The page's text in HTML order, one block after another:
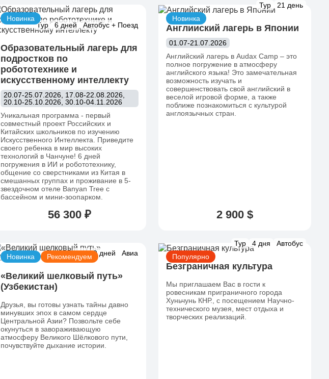
Тур 6 дней Автобус + Поезд
Новинка
Образовательный лагерь для
подростков по
робототехнике и
искусственному интеллекту
20.07-25.07.2026, 17.08-22.08.2026,
20.10-25.10.2026, 30.10-04.11.2026
Уникальная программа - первый
совместный проект Российских и
Китайских школьников по изучению
Искусственного Интеллекта. Приведите
своего ребенка в мир высоких
технологий в Чанчуне! 6 дней
погружения в ИИ и робототехнику,
общение со сверстниками из Китая в
смешанных группах и проживание в 5-
звездочном отеле Banyan Tree с
бассейном и мини-зоопарком.
56 300 ₽
Тур
21 день
Новинка
Английский лагерь в Японии
01.07-21.07.2026
Английский лагерь в Audax Camp – это
полное погружение в атмосферу
английского языка! Это замечательная
возможность изучать и
совершенствовать свой английский в
веселой игровой форме, а также
поближе познакомиться с культурой
англоязычных стран.
2 900 $
Тур 9 дней Авиа
Новинка Рекомендуем
«Великий шелковый путь»
(Узбекистан)
Друзья, вы готовы узнать тайны давно
минувших эпох в самом сердце
Центральной Азии? Позвольте себе
окунуться в завораживающую
атмосферу Великого Шёлкового пути,
почувствуйте дыхание истории.
Тур 4 дня
Автобус
Популярно
Безграничная культура
Мы приглашаем Вас в гости к
ровесникам приграничного города
Хуньчунь КНР., с посещением Научно-
технического музея, мест отдыха и
творческих реализаций.